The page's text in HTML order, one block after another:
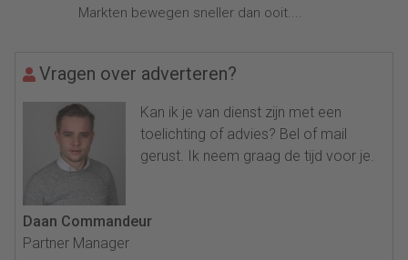
Markten bewegen sneller dan ooit....
Vragen over adverteren?
Kan ik je van dienst zijn met een
toelichting of advies? Bel of mail
gerust. Ik neem graag de tijd voor je.
Daan Commandeur
Partner Manager